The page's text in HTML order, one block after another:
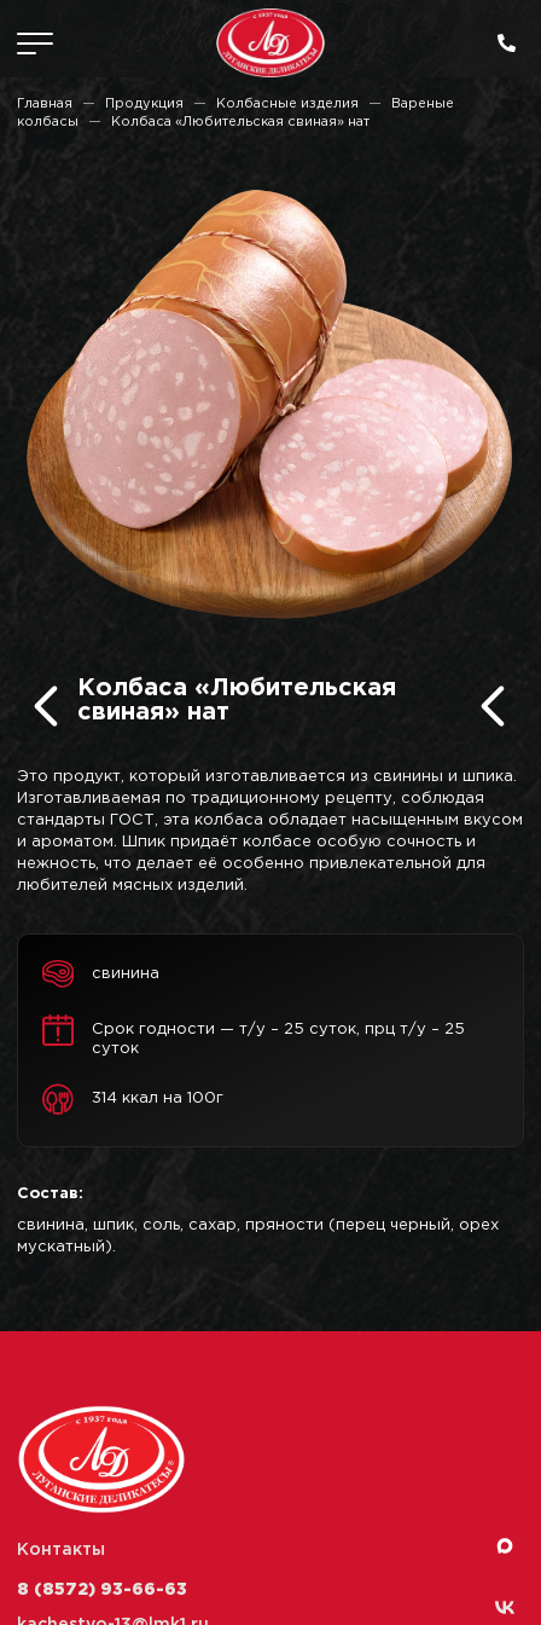
Главная Продукция Колбасные изделия
Вареные
колбасы
Колбаса «Любительская свиная» нат
Колбаса «Любительская
свиная» нат
Это продукт, который изготавливается из свинины и шпика.
Изготавливаемая по традиционному рецепту, соблюдая
стандарты ГОСТ, эта колбаса обладает насыщенным вкусом
и ароматом. Шпик придаёт колбасе особую сочность и
нежность, что делает её особенно привлекательной для
любителей мясных изделий.
свинина
Срок годности — т/у – 25 суток, прц т/у – 25
суток
314 ккал на 100г
Состав:
свинина, шпик, соль, сахар, пряности (перец черный, орех
мускатный).
Контакты
8 (8572) 93-66-63